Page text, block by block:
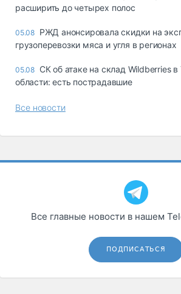
расширить до четырех полос
05.08 РЖД анонсировала скидки на
грузоперевозки мяса и угля в регионах
05.08 СК об атаке на склад Wildberries в
области: есть пострадавшие
Все новости
Все главные новости в нашем
ПОДПИСАТЬСЯ